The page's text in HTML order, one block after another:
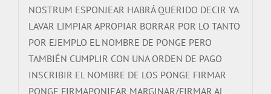
NOSTRUM ESPONJEAR HABRÁ QUERIDO DECIR YA
LAVAR LIMPIAR APROPIAR BORRAR POR LO TANTO
POR EJEMPLO EL NOMBRE DE PONGE PERO
TAMBIÉN CUMPLIR CON UNA ORDEN DE PAGO
INSCRIBIR EL NOMBRE DE LOS PONGE FIRMAR
PONGE FIRMAPONJEAR MARGINAR/FIRMAR AL